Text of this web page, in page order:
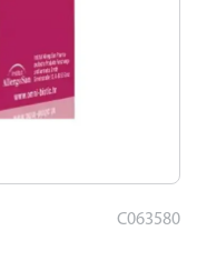
C063580